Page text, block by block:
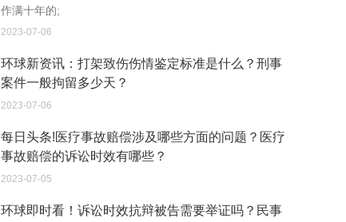
作满十年的;
2023-07-06
环球新资讯：打架致伤伤情鉴定标准是什么？刑事
案件一般拘留多少天？
2023-07-06
每日头条!医疗事故赔偿涉及哪些方面的问题？医疗
事故赔偿的诉讼时效有哪些？
2023-07-05
环球即时看！诉讼时效抗辩被告需要举证吗？民事